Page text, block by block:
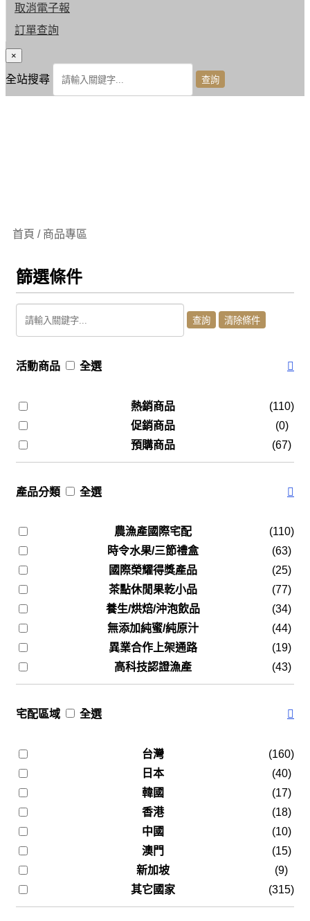
取消電子報
訂單查詢
×
全站搜尋
首頁 / 商品專區
篩選條件
活動商品 全選
熱銷商品
(110)
促銷商品
(0)
預購商品
(67)
產品分類 全選
農漁產國際宅配
(110)
時令水果/三節禮盒
(63)
國際榮耀得獎產品
(25)
茶點休閒果乾小品
(77)
養生/烘焙/沖泡飲品
(34)
無添加純蜜/純原汁
(44)
異業合作上架通路
(19)
高科技認證漁產
(43)
宅配區域 全選
台灣
(160)
日本
(40)
韓國
(17)
香港
(18)
中國
(10)
澳門
(15)
新加坡
(9)
其它國家
(315)